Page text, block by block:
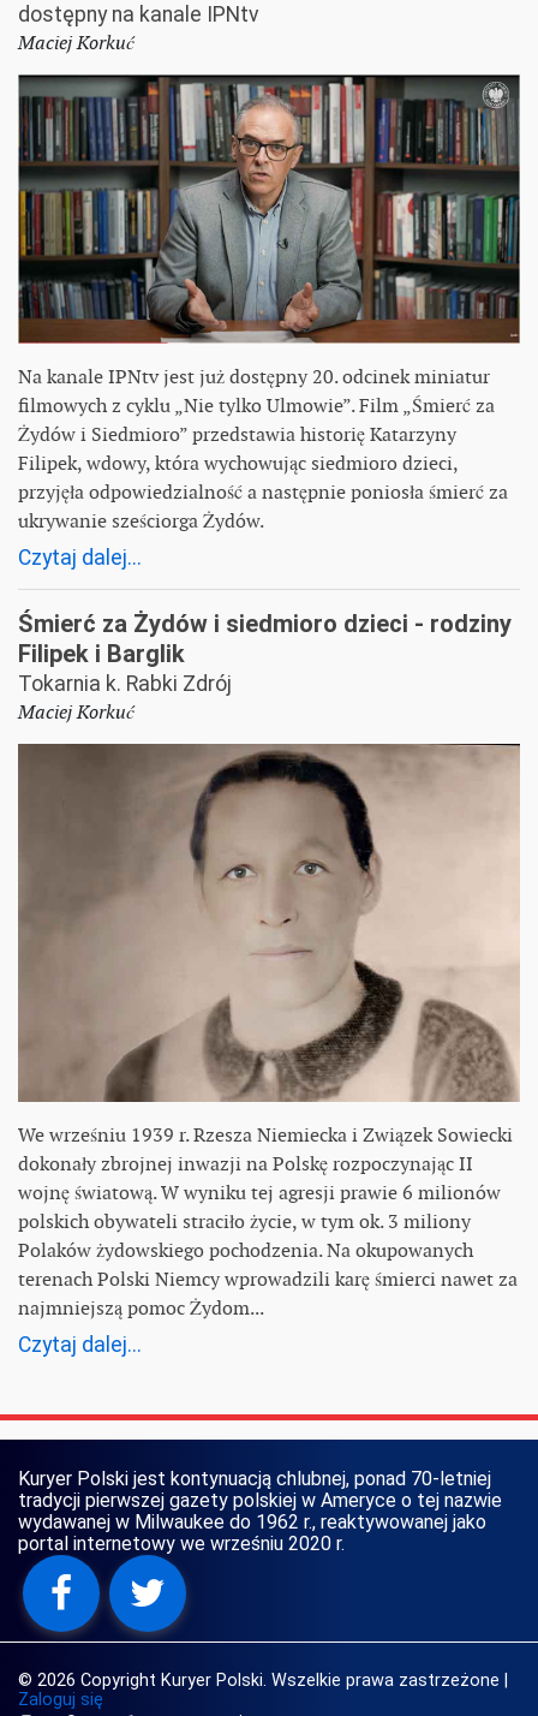
dostępny na kanale IPNtv
Maciej Korkuć
Na kanale IPNtv jest już dostępny 20. odcinek miniatur
filmowych z cyklu „Nie tylko Ulmowie”. Film „Śmierć za
Żydów i Siedmioro” przedstawia historię Katarzyny
Filipek, wdowy, która wychowując siedmioro dzieci,
przyjęła odpowiedzialność a następnie poniosła śmierć za
ukrywanie sześciorga Żydów.
Czytaj dalej...
Śmierć za Żydów i siedmioro dzieci - rodziny
Filipek i Barglik
Tokarnia k. Rabki Zdrój
Maciej Korkuć
We wrześniu 1939 r. Rzesza Niemiecka i Związek Sowiecki
dokonały zbrojnej inwazji na Polskę rozpoczynając II
wojnę światową. W wyniku tej agresji prawie 6 milionów
polskich obywateli straciło życie, w tym ok. 3 miliony
Polaków żydowskiego pochodzenia. Na okupowanych
terenach Polski Niemcy wprowadzili karę śmierci nawet za
najmniejszą pomoc Żydom...
Czytaj dalej...
Kuryer Polski jest kontynuacją chlubnej, ponad 70-letniej
tradycji pierwszej gazety polskiej w Ameryce o tej nazwie
wydawanej w Milwaukee do 1962 r., reaktywowanej jako
portal internetowy we wrześniu 2020 r.
© 2026 Copyright Kuryer Polski. Wszelkie prawa zastrzeżone
Zaloguj się